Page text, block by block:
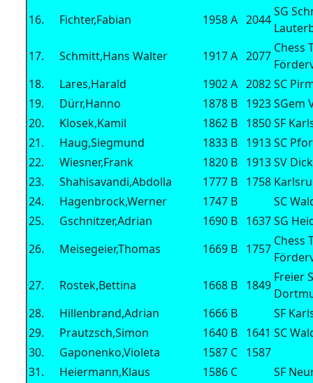
16.
Fichter,Fabian 1958A 2044
SG
17.
Schmitt,Hans Walter 1917A 2077
Chess
18.
Lares,Harald 1902A 2082SC
19.
Dürr,Hanno 1878 B 1923SGem
20.
Klosek,Kamil 1862 B 1850SF
21.
Haug,Siegmund 1833 B 1913SC
22.
Wiesner,Frank 1820 B 1913SV
23.
Shahisavandi,Abdolla 1777 B 1758
24.
Hagenbrock,Werner 1747 B
SC
25.
Gschnitzer,Adrian 1690 B 1637SG
26.
Meisegeier,Thomas 1669 B 1757
Chess
27.
Rostek,Bettina 1668 B 1849
Freier
28.
Hillenbrand,Adrian 1666 B
SF
29.
Prautzsch,Simon 1640 B 1641 SC
30.
Gaponenko,Violeta 1587 C 1587
31.
Heiermann,Klaus 1586 C
SF